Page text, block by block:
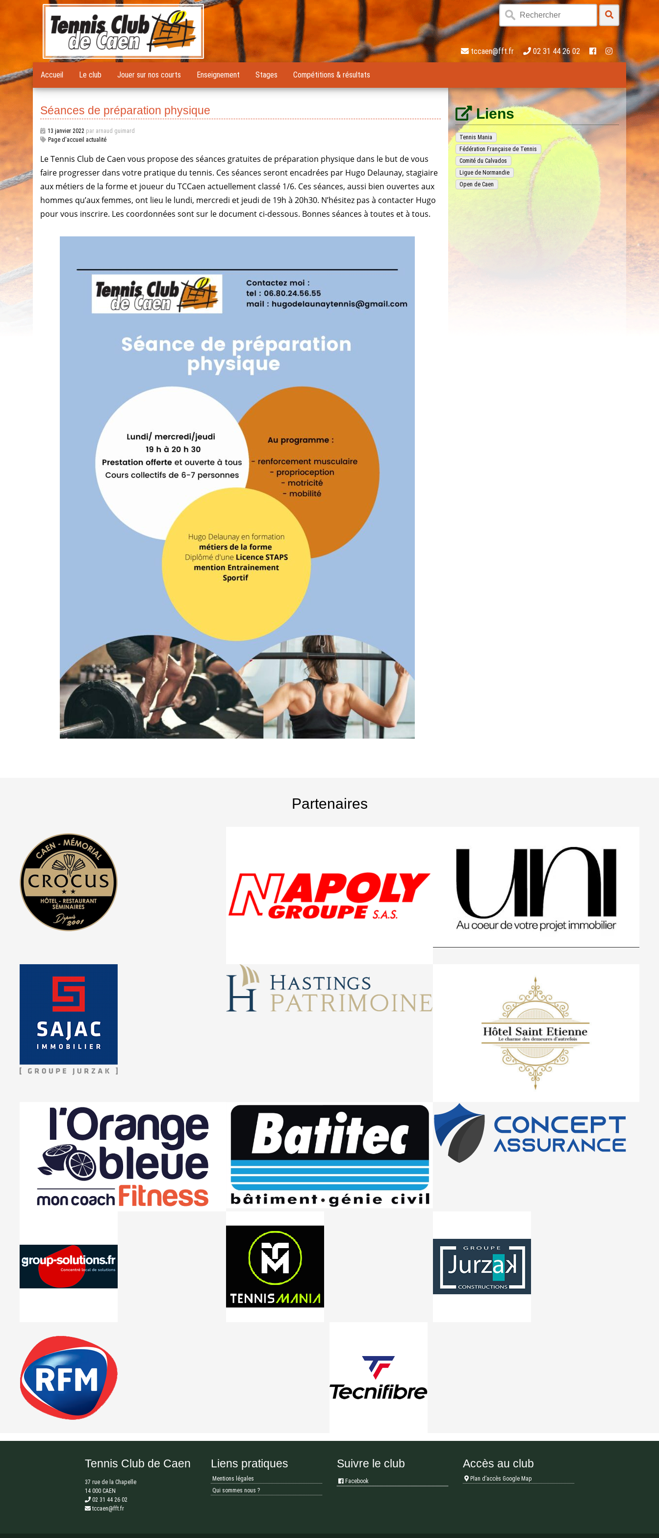
tccaen@fft.fr 02 31 44 26 02
Accueil Le club Jouer sur nos courts Enseignement Stages Compétitions & résultats
Séances de préparation physique
13 janvier 2022 par arnaud guimard
Page d'accueil actualité
Le Tennis Club de Caen vous propose des séances gratuites de préparation physique dans le but de vous
faire progresser dans votre pratique du tennis. Ces séances seront encadrées par Hugo Delaunay, stagiaire
aux métiers de la forme et joueur du TCCaen actuellement classé 1/6. Ces séances, aussi bien ouvertes aux
hommes qu’aux femmes, ont lieu le lundi, mercredi et jeudi de 19h à 20h30. N’hésitez pas à contacter Hugo
pour vous inscrire. Les coordonnées sont sur le document ci-dessous. Bonnes séances à toutes et à tous.
Liens
Tennis Mania
Fédération Française de Tennis
Comité du Calvados
Ligue de Normandie
Open de Caen
Partenaires
Tennis Club de Caen
37 rue de la Chapelle
14 000 CAEN
02 31 44 26 02
tccaen@fft.fr
Liens pratiques
Mentions légales
Qui sommes nous ?
Suivre le club
Facebook
Accès au club
Plan d’accès Google Map